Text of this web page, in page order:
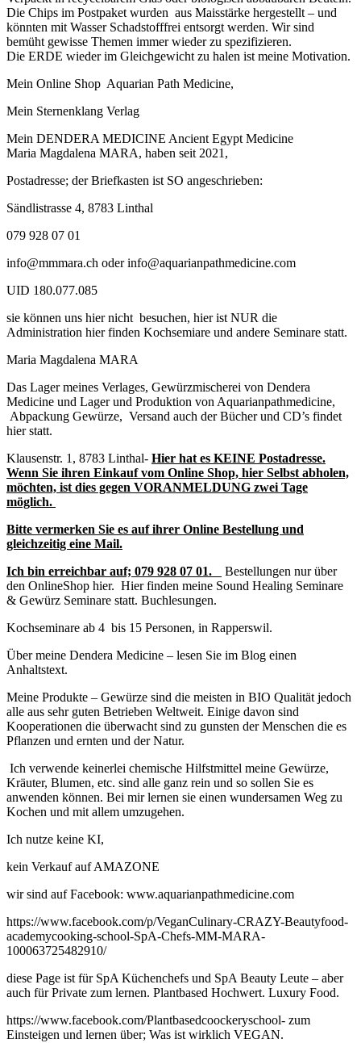
Die Chips im Postpaket wurden aus Maisstärke hergestellt – und
könnten mit Wasser Schadstofffrei entsorgt werden. Wir sind
bemüht gewisse Themen immer wieder zu spezifizieren.
Die ERDE wieder im Gleichgewicht zu halen ist meine Motivation.
Mein Online Shop Aquarian Path Medicine,
Mein Sternenklang Verlag
Mein DENDERA MEDICINE Ancient Egypt Medicine
Maria Magdalena MARA, haben seit 2021,
Postadresse; der Briefkasten ist SO angeschrieben:
Sändlistrasse 4, 8783 Linthal
079 928 07 01
info@mmmara.ch oder info@aquarianpathmedicine.com
UID 180.077.085
sie können uns hier nicht besuchen, hier ist NUR die
Administration hier finden Kochsemiare und andere Seminare statt.
Maria Magdalena MARA
Das Lager meines Verlages, Gewürzmischerei von Dendera
Medicine und Lager und Produktion von Aquarianpathmedicine,
Abpackung Gewürze, Versand auch der Bücher und CD’s findet
hier statt.
Klausenstr. 1, 8783 Linthal- Hier hat es KEINE Postadresse.
Wenn Sie ihren Einkauf vom Online Shop, hier Selbst abholen,
möchten, ist dies gegen VORANMELDUNG zwei Tage
möglich.
Bitte vermerken Sie es auf ihrer Online Bestellung und
gleichzeitig eine Mail.
Ich bin erreichbar auf; 079 928 07 01.
Bestellungen nur über
den OnlineShop hier. Hier finden meine Sound Healing Seminare
& Gewürz Seminare statt. Buchlesungen.
Kochseminare ab 4 bis 15 Personen, in Rapperswil.
Über meine Dendera Medicine – lesen Sie im Blog einen
Anhaltstext.
Meine Produkte – Gewürze sind die meisten in BIO Qualität jedoch
alle aus sehr guten Betrieben Weltweit. Einige davon sind
Kooperationen die überwacht sind zu gunsten der Menschen die es
Pflanzen und ernten und der Natur.
Ich verwende keinerlei chemische Hilfstmittel meine Gewürze,
Kräuter, Blumen, etc. sind alle ganz rein und so sollen Sie es
anwenden können. Bei mir lernen sie einen wundersamen Weg zu
Kochen und mit allem umzugehen.
Ich nutze keine KI,
kein Verkauf auf AMAZONE
wir sind auf Facebook: www.aquarianpathmedicine.com
https://www.facebook.com/p/VeganCulinary-CRAZY-Beautyfood-
academycooking-school-SpA-Chefs-MM-MARA-
100063725482910/
diese Page ist für SpA Küchenchefs und SpA Beauty Leute – aber
auch für Private zum lernen. Plantbased Hochwert. Luxury Food.
https://www.facebook.com/Plantbasedcoockeryschool- zum
Einsteigen und lernen über; Was ist wirklich VEGAN.